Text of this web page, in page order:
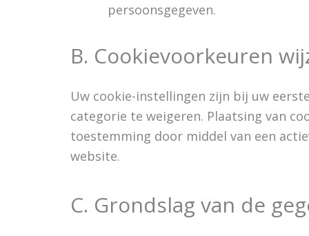
persoonsgegeven.
B. Cookievoorkeuren
Uw cookie-instellingen zijn bij uw
categorie te weigeren. Plaatsing van
toestemming door middel van een
website.
C. Grondslag van de